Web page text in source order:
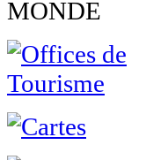
MONDE